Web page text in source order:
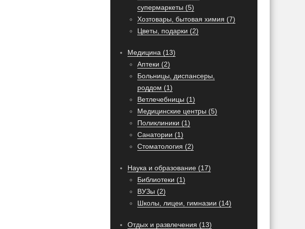
супермаркеты (5)
Хозтовары, бытовая химия (7)
Цветы, подарки (2)
Медицина (13)
Аптеки (2)
Больницы, диспансеры,
роддом (1)
Ветлечебницы (1)
Медицинские центры (5)
Поликлиники (1)
Санатории (1)
Стоматология (2)
Наука и образование (17)
Библиотеки (1)
ВУЗы (2)
Школы, лицеи, гимназии (14)
Отдых и развлечения (13)